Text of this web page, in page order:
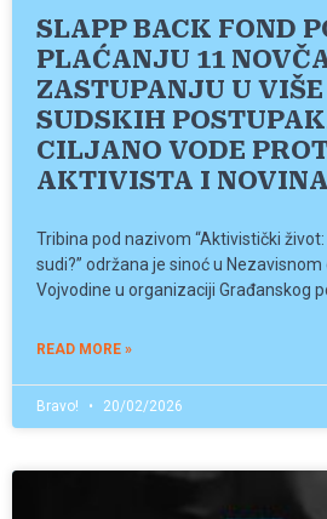
SLAPP BACK FOND
PLAĆANJU 11
ZASTUPANJU U
SUDSKIH
CILJANO VODE
AKTIVISTA I
Tribina pod nazivom “Aktivistički
sudi?” održana je sinoć u
Vojvodine u organizaciji Građanskog
READ MORE »
Bravo! 20/02/2026